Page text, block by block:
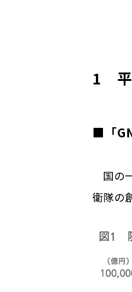
1 平
■「
国の
衛隊の